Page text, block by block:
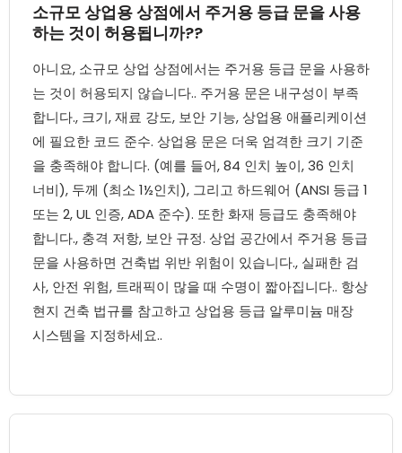
소규모 상업용 상점에서 주거용 등급 문을 사용
하는 것이 허용됩니까??
아니요, 소규모 상업 상점에서는 주거용 등급 문을 사용하
는 것이 허용되지 않습니다.. 주거용 문은 내구성이 부족
합니다., 크기, 재료 강도, 보안 기능, 상업용 애플리케이션
에 필요한 코드 준수. 상업용 문은 더욱 엄격한 크기 기준
을 충족해야 합니다. (예를 들어, 84 인치 높이, 36 인치
너비), 두께 (최소 1½인치), 그리고 하드웨어 (ANSI 등급 1
또는 2, UL 인증, ADA 준수). 또한 화재 등급도 충족해야
합니다., 충격 저항, 보안 규정. 상업 공간에서 주거용 등급
문을 사용하면 건축법 위반 위험이 있습니다., 실패한 검
사, 안전 위험, 트래픽이 많을 때 수명이 짧아집니다.. 항상
현지 건축 법규를 참고하고 상업용 등급 알루미늄 매장
시스템을 지정하세요..